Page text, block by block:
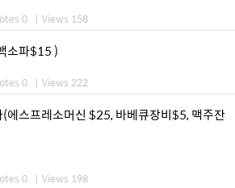
0 | Views 158
소파$15 )
0 | Views 222
에스프레소머신 $25, 바베큐장비$5, 맥주잔
0 | Views 198